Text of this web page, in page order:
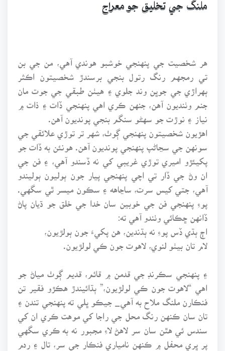
ملنگ جي تخليق جو معراج
هر شخصيت جي پنهنجي خوشبو هوندي آهي، من جي بن
تي رمجهم رنگ رتول بنجي برسندڙ شخصيتون اڪثر
ٻهراڙي جي جوڀن وند جلوي ۽ هيٺن طبقي جي جوت مان
جنم وٺنديون آهن، جنهن ڪري اهي پنهنجي ڏات ۽ ذات ۾
نياز ۽ نوڙت جو سهڻو سنگم بنجي پونديون آهن.
اهڙيون شخصيتون پنهنجي ڳوٺ، شهر تر توڙي علائقي جي
سونهن جي سڃاڻپ پنهنجي پونديون آهن. هونئن به ڏات جو
پکيئڙو اميري توڙي غريبي کي نه ڏسندو آهي، ۽ فن جي
ان وڻ جي ڏار تي اچي پنهنجي پيار جون ٻوليون ٻوليندو
آهي، جتي کيس سرت، ساڃاهه ۽ سڪون ميسر ٿي سگهي.
پوءِ پنهنجي فن جي خوبين سان خدا جي خلق جو ڌيان پاڻ
ڏانهن ڇڪائي وٺندو آهي ته:
اڄ ٻڌي ڏس پوءِ نه ٻڌندين، هن پکيءَ جون ٻولڙيون،
لام تان بيٺو لنوي، لاهوت جون ڪي لولڙيون.
۽ پنهنجي سڪرنڊ جي قدمن ۾ قائم، قديم ڳوٺ مياڻ جو
اهي “لاهوت جون ڪي لولڙيون،” ٻڌائيندڙ هڪڙو فقير تن
فنڪارن ملنگ ملاح به آهي_ جيڪو ڀلي ته پنهنجي تندن ۽
تان سان ڪنهن رنگ محل جي راجا کي موهت ڪري ان کي
سندس ئي هٿن سان سر لاهڻ لاءِ مجبور نه به ڪري سگهي
پر ڀري محفل ۾ ڪنهن نامياري فنڪار جي سر، تال ۽ ردم